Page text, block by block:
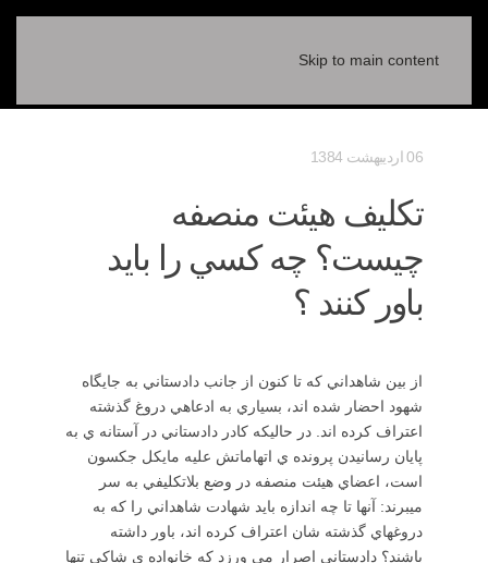
Skip to main content
06 ارديبهشت 1384
تكليف هيئت منصفه
چيست؟ چه كسي را بايد
باور كنند ؟
از بين شاهداني كه تا كنون از جانب دادستاني به جايگاه
شهود احضار شده اند، بسياري به ادعاهي دروغ گذشته
اعتراف كرده اند. در حاليكه كادر دادستاني در آستانه ي به
پايان رسانيدن پرونده ي اتهاماتش عليه مايكل جكسون
است، اعضاي هيئت منصفه در وضع بلاتكليفي به سر
ميبرند: آنها تا چه اندازه بايد شهادت شاهداني را كه به
دروغهاي گذشته شان اعتراف كرده اند، باور داشته
باشند؟ دادستاني اصرار مي ورزد كه خانواده ي شاكي تنها